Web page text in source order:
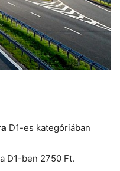
D1-es kategóriában
D1-ben 2750 Ft.